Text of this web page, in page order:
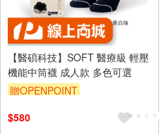
【醫碩科技】SOFT 醫療級 輕壓
機能中筒襪 成人款 多色可選
贈OPENPOINT
$580